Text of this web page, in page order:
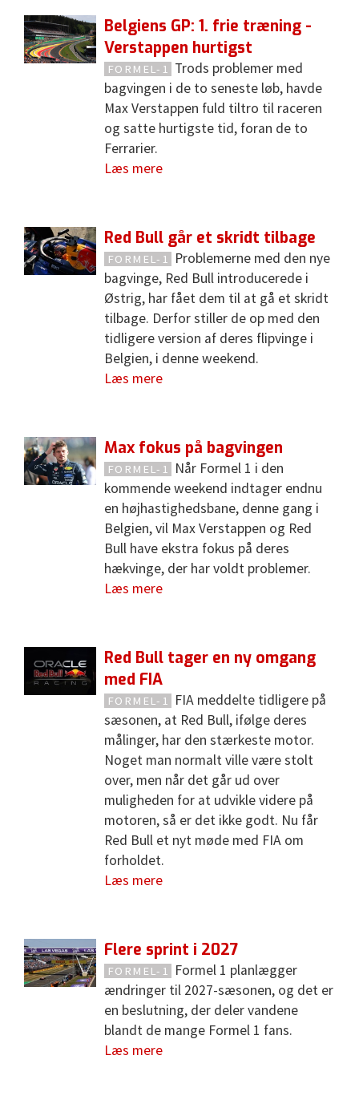
Belgiens GP: 1. frie træning -
Verstappen hurtigst
FORMEL-1 Trods problemer med
bagvingen i de to seneste løb, havde
Max Verstappen fuld tiltro til raceren
og satte hurtigste tid, foran de to
Ferrarier.
Læs mere
Red Bull går et skridt tilbage
FORMEL-1
Problemerne med den nye
bagvinge, Red Bull introducerede i
Østrig, har fået dem til at gå et skridt
tilbage. Derfor stiller de op med den
tidligere version af deres flipvinge i
Belgien, i denne weekend.
Læs mere
Max fokus på bagvingen
FORMEL-1
Når Formel 1 i den
kommende weekend indtager endnu
en højhastighedsbane, denne gang i
Belgien, vil Max Verstappen og Red
Bull have ekstra fokus på deres
hækvinge, der har voldt problemer.
Læs mere
Red Bull tager en ny omgang
med FIA
FORMEL-1
FIA meddelte tidligere på
sæsonen, at Red Bull, ifølge deres
målinger, har den stærkeste motor.
Noget man normalt ville være stolt
over, men når det går ud over
muligheden for at udvikle videre på
motoren, så er det ikke godt. Nu får
Red Bull et nyt møde med FIA om
forholdet.
Læs mere
Flere sprint i 2027
FORMEL-1
Formel 1 planlægger
ændringer til 2027-sæsonen, og det er
en beslutning, der deler vandene
blandt de mange Formel 1 fans.
Læs mere